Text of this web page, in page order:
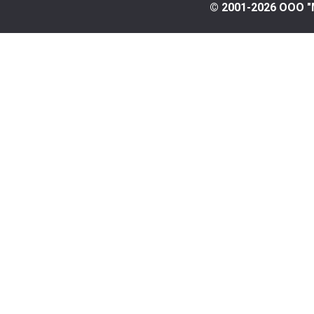
© 2001-2026 ООО